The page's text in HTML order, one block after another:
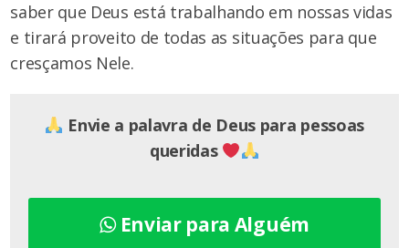
saber que Deus está trabalhando em nossas vidas
e tirará proveito de todas as situações para que
cresçamos Nele.
Envie a palavra de Deus para pessoas
queridas
Enviar para Alguém